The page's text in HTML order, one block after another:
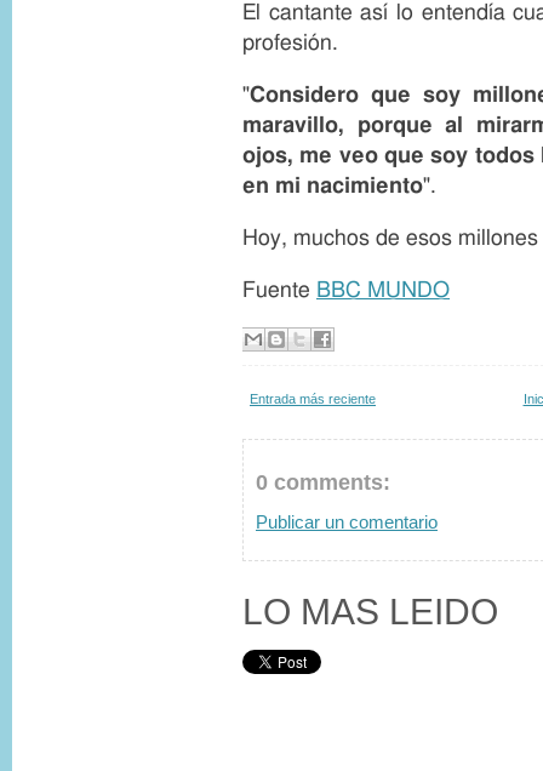
El cantante así lo entendía
profesión.
"Considero que soy
maravillo, porque al
ojos, me veo que soy
en mi nacimiento".
Hoy, muchos de esos
Fuente BBC MUNDO
Entrada más reciente
0 comments:
Publicar un comentario
LO MAS LEIDO